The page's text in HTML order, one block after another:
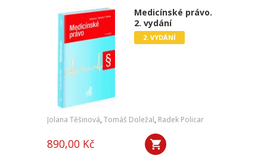
Medicínské právo.
2. vydání
2. VYDÁNÍ
Jolana Těšinová, Tomáš Doležal, Radek Policar
890,00 Kč